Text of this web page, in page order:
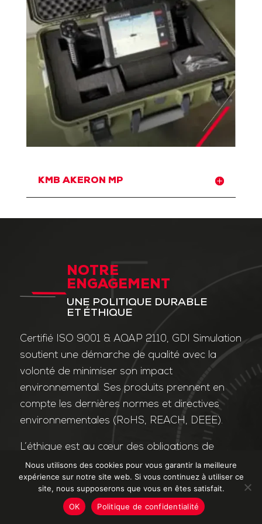
KMB AKERON MP
NOTRE
ENGAGEMENT
UNE POLITIQUE DURABLE
ET ÉTHIQUE
Certifié ISO 9001 & AQAP 2110, GDI Simulation
soutient une démarche de qualité avec la
volonté de minimiser son impact
environnemental. Ses produits prennent en
compte les dernières normes et directives
environnementales (RoHS, REACH, DEEE).
L’éthique est au cœur des obligations de
l’entreprise et de ses valeurs. Nos affaires
sont conduites dans le strict respect des
différentes lois applicables dans le domaine
de la lutte contre la corruption et le trafic
Nous utilisons des cookies pour vous garantir la meilleure
expérience sur notre site web. Si vous continuez à utiliser ce
site, nous supposerons que vous en êtes satisfait.
OK
Politique de confidentialité